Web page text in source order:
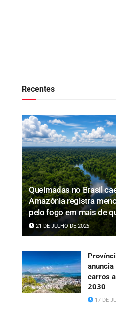
Recentes
Queimadas no Brasil
Amazônia registra
pelo fogo em mais de
21 DE JULHO DE 2026
anuncia
carros
2030
17 DE